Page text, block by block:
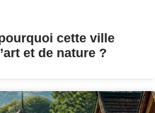
cette ville
et de nature ?